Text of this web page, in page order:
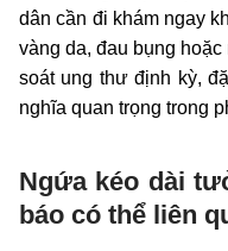
dân cần đi khám ngay
vàng da, đau bụng
soát ung thư định kỳ,
nghĩa quan trọng trong
Ngứa kéo dài
báo có thể liên